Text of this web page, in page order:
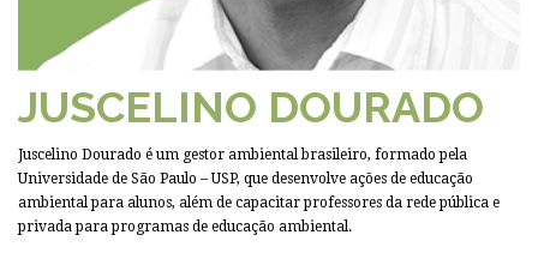
JUSCELINO DOURADO
Juscelino Dourado é um gestor ambiental brasileiro, formado pela
Universidade de São Paulo – USP, que desenvolve ações de educação
ambiental para alunos, além de capacitar professores da rede pública e
privada para programas de educação ambiental.